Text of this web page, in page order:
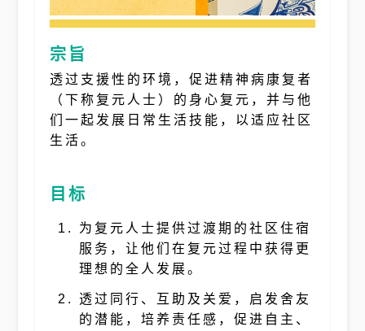
宗旨
透过支援性的环境，促进精神病康复者
（下称复元人士）的身心复元，并与他
们一起发展日常生活技能，以适应社区
生活。
目标
为复元人士提供过渡期的社区住宿
服务，让他们在复元过程中获得更
理想的全人发展。
透过同行、互助及关爱，启发舍友
的潜能，培养责任感，促进自主、